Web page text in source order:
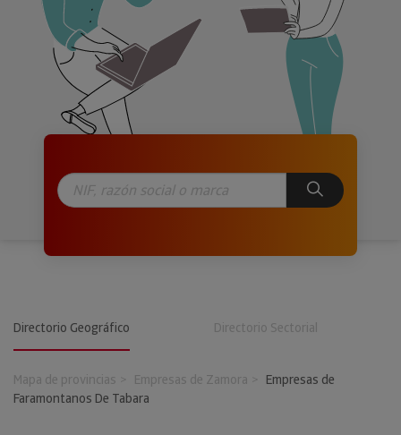
Directorio Geográfico Directorio Sectorial
Mapa de provincias Empresas de Zamora
Empresas de
Faramontanos De Tabara